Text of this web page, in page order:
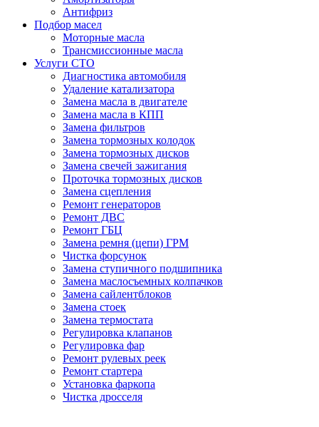
Антифриз
Подбор масел
Моторные масла
Трансмиссионные масла
Услуги СТО
Диагностика автомобиля
Удаление катализатора
Замена масла в двигателе
Замена масла в КПП
Замена фильтров
Замена тормозных колодок
Замена тормозных дисков
Замена свечей зажигания
Проточка тормозных дисков
Замена сцепления
Ремонт генераторов
Ремонт ДВС
Ремонт ГБЦ
Замена ремня (цепи) ГРМ
Чистка форсунок
Замена ступичного подшипника
Замена маслосъемных колпачков
Замена сайлентблоков
Замена стоек
Замена термостата
Регулировка клапанов
Регулировка фар
Ремонт рулевых реек
Ремонт стартера
Установка фаркопа
Чистка дросселя